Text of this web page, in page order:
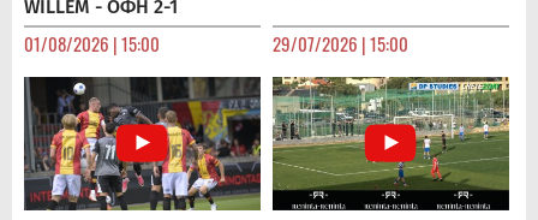
WILLEM - ΟΦΗ 2-1
01/08/2026 | 15:00 29/07/2026 | 15:00